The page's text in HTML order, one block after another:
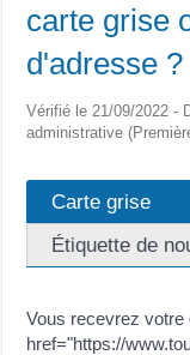
carte grise
d'adresse ?
Vérifié le 21/09/2022 -
administrative
Carte grise
Étiquette de
Vous recevrez
href="https://